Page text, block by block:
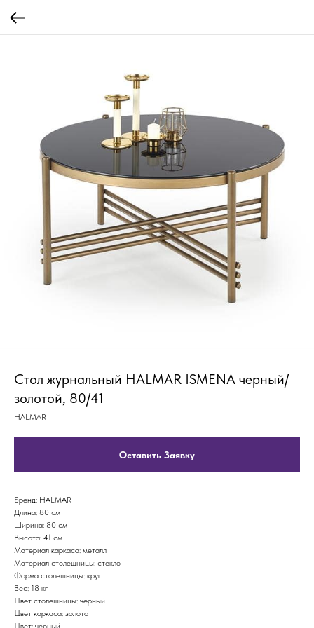
Стол журнальный HALMAR ISMENA черный/
золотой, 80/41
HALMAR
Оставить Заявку
Бренд: HALMAR
Длина: 80 см
Ширина: 80 см
Высота: 41 см
Материал каркаса: металл
Материал столешницы: стекло
Форма столешницы: круг
Вес: 18 кг
Цвет столешницы: черный
Цвет каркаса: золото
Цвет: черный